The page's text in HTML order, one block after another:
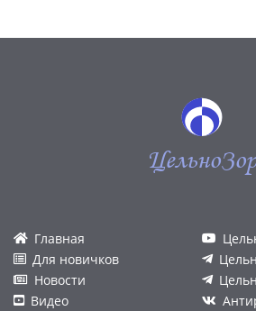
ЦельноЗор
Главная
Для новичков
Новости
Видео